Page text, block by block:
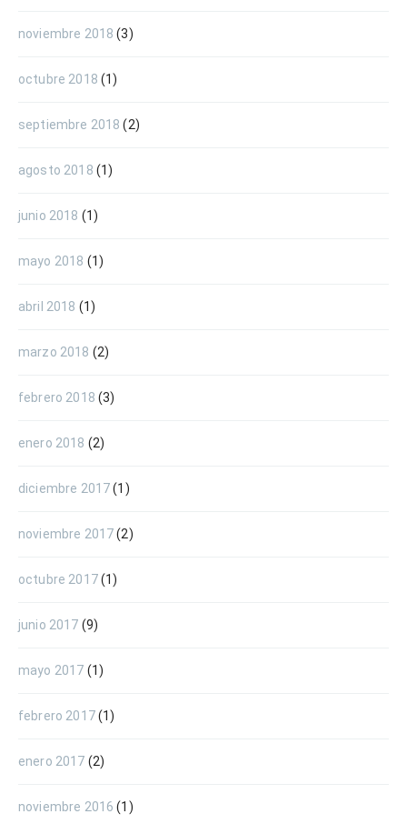
noviembre 2018 (3)
octubre 2018 (1)
septiembre 2018 (2)
agosto 2018 (1)
junio 2018 (1)
mayo 2018 (1)
abril 2018 (1)
marzo 2018 (2)
febrero 2018 (3)
enero 2018 (2)
diciembre 2017(1)
noviembre 2017(2)
octubre 2017(1)
junio 2017 (9)
mayo 2017 (1)
febrero 2017(1)
enero 2017 (2)
noviembre 2016 (1)